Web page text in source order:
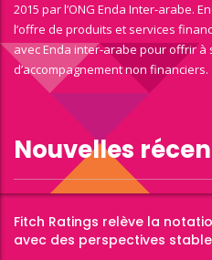
2015 par l’ONG Enda Inter-arabe.
l’offre de produits et services
avec Enda inter-arabe pour offrir à
d’accompagnement non financiers.
Nouvelles
Fitch Ratings relève la
avec des perspectives